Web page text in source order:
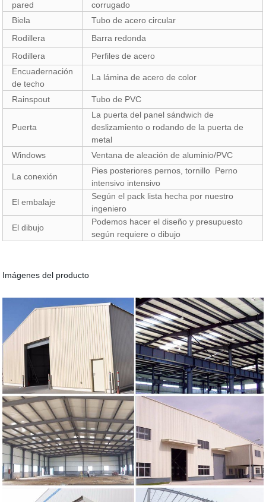
pared
corrugado
Biela
Tubo de acero circular
Rodillera
Barra redonda
Rodillera
Perfiles de acero
Encuadernación
de techo
La lámina de acero de color
Rainspout Tubo de PVC
Puerta
La puerta del panel sándwich de
deslizamiento o rodando de la puerta de
metal
Windows
Ventana de aleación de aluminio/PVC
La conexión
Pies posteriores pernos, tornillo Perno
intensivo intensivo
El embalaje
Según el pack lista hecha por nuestro
ingeniero
El dibujo
Podemos hacer el diseño y presupuesto
según requiere o dibujo
Imágenes del producto